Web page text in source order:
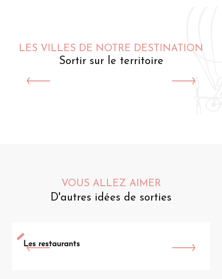
LES VILLES DE NOTRE DESTINATION
Sortir sur le territoire
VOUS ALLEZ AIMER
D'autres idées de sorties
Les restaurants